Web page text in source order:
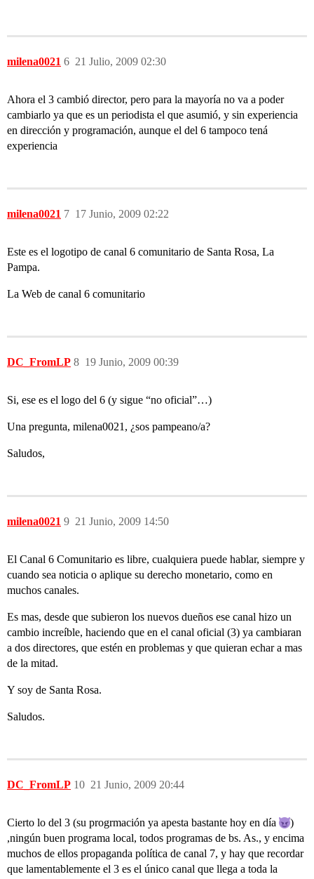
milena0021 21 Julio, 2009 02:30
6
Ahora el 3 cambió director, pero para la mayoría no va a poder
cambiarlo ya que es un periodista el que asumió, y sin experiencia
en dirección y programación, aunque el del 6 tampoco tená
experiencia
milena0021 17 Junio, 2009 02:22
7
Este es el logotipo de canal 6 comunitario de Santa Rosa, La
Pampa.
La Web de canal 6 comunitario
DC_FromLP 19 Junio, 2009 00:39
8
Si, ese es el logo del 6 (y sigue “no oficial”…)
Una pregunta, milena0021, ¿sos pampeano/a?
Saludos,
milena0021 21 Junio, 2009 14:50
9
El Canal 6 Comunitario es libre, cualquiera puede hablar, siempre y
cuando sea noticia o aplique su derecho monetario, como en
muchos canales.
Es mas, desde que subieron los nuevos dueños ese canal hizo un
cambio increíble, haciendo que en el canal oficial (3) ya cambiaran
a dos directores, que estén en problemas y que quieran echar a mas
de la mitad.
Y soy de Santa Rosa.
Saludos.
DC_FromLP 21 Junio, 2009 20:44
10
Cierto lo del 3 (su progrmación ya apesta bastante hoy en día
)
,ningún buen programa local, todos programas de bs. As., y encima
muchos de ellos propaganda política de canal 7, y hay que recordar
que lamentablemente el 3 es el único canal que llega a toda la